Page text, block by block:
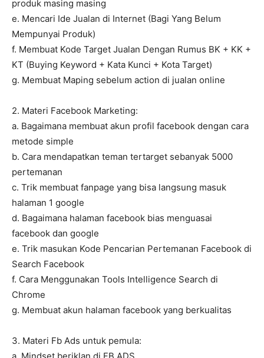
produk masing masing
e. Mencari Ide Jualan di Internet (Bagi Yang Belum
Mempunyai Produk)
f. Membuat Kode Target Jualan Dengan Rumus BK + KK +
KT (Buying Keyword + Kata Kunci + Kota Target)
g. Membuat Maping sebelum action di jualan online
2. Materi Facebook Marketing:
a. Bagaimana membuat akun profil facebook dengan cara
metode simple
b. Cara mendapatkan teman tertarget sebanyak 5000
pertemanan
c. Trik membuat fanpage yang bisa langsung masuk
halaman 1 google
d. Bagaimana halaman facebook bias menguasai
facebook dan google
e. Trik masukan Kode Pencarian Pertemanan Facebook di
Search Facebook
f. Cara Menggunakan Tools Intelligence Search di
Chrome
g. Membuat akun halaman facebook yang berkualitas
3. Materi Fb Ads untuk pemula: